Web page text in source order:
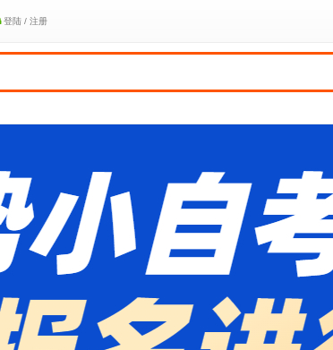
登陆 / 注册